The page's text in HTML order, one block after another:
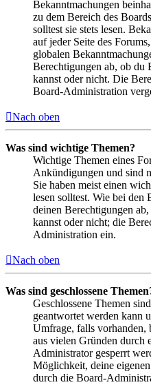
Bekanntmachungen
zu dem Bereich des
solltest sie stets lesen.
auf jeder Seite des
globalen
Berechtigungen ab, ob du
kannst oder nicht. Die
Board-Administration
Nach oben
Was sind wichtige Themen?
Wichtige Themen eines
Ankündigungen und sind
Sie haben meist einen
lesen solltest. Wie bei den
deinen Berechtigungen
kannst oder nicht; die
Administration ein.
Nach oben
Was sind geschlossene
Geschlossene Themen
geantwortet werden kann
Umfrage, falls vorhanden,
aus vielen Gründen durch
Administrator gesperrt
Möglichkeit, deine
durch die Board-